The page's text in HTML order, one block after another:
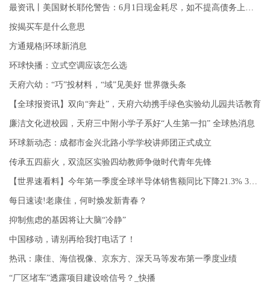
按揭买车是什么意思
方通规格|环球新消息
环球快播：立式空调应该怎么选
天府六幼：“巧”投材料，“域”见美好 世界微头条
【全球报资讯】双向“奔赴”，天府六幼携手绿色实验幼儿园共话教育
廉洁文化进校园，天府三中附小学子系好“人生第一扣” 全球热消息
环球新动态：成都市金兴北路小学学校讲师团正式成立
传承五四薪火，双流区实验四幼教师争做时代青年先锋
每日速读!老康佳，何时焕发新青春？
抑制焦虑的基因将让大脑“冷静”
中国移动，请别再给我打电话了！
热讯：康佳、海信视像、京东方、深天马等发布第一季度业绩
“厂区堵车”透露项目建设啥信号？_快播